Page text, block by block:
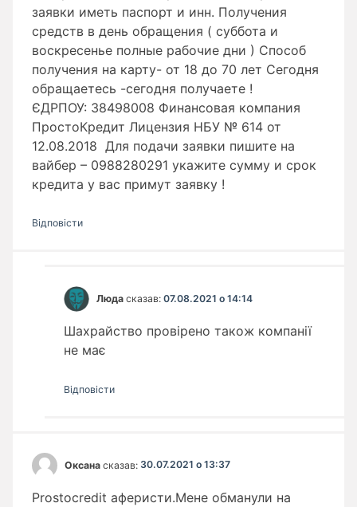
заявки иметь паспорт и инн. Получения
средств в день обращения ( суббота и
воскресенье полные рабочие дни ) Способ
получения на карту- от 18 до 70 лет Сегодня
обращаетесь -сегодня получаете !
ЄДРПОУ: 38498008 Финансовая компания
ПростоКредит Лицензия НБУ № 614 от
12.08.2018 Для подачи заявки пишите на
вайбер – 0988280291 укажите сумму и срок
кредита у вас примут заявку !
Відповіcти
Люда сказав: 07.08.2021 о 14:14
Шахрайство провірено також компанії
не має
Відповіcти
Оксана сказав: 30.07.2021 о 13:37
Prostocredit аферисти.Мене обманули на